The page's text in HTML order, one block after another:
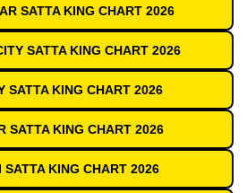
SATTA KING CHART 2026
SATTA KING CHART 2026
SATTA KING CHART 2026
SATTA KING CHART 2026
SATTA KING CHART 2026